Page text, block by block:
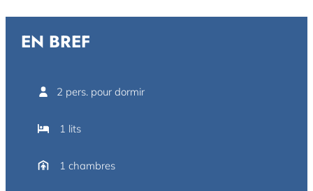
EN BREF
2 pers. pour dormir
1 lits
1 chambres